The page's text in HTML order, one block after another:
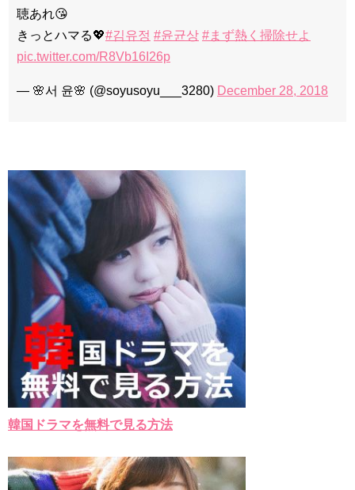
聴あれ😘
きっとハマる💖#김유정 #윤균상 #まず熱く掃除せよ
pic.twitter.com/R8Vb16I26p
— 🌸서 윤🌸 (@soyusoyu___3280) December 28, 2018
韓国ドラマを無料で見る方法